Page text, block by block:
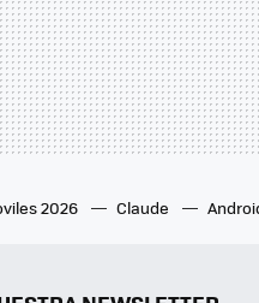
2026 Claude